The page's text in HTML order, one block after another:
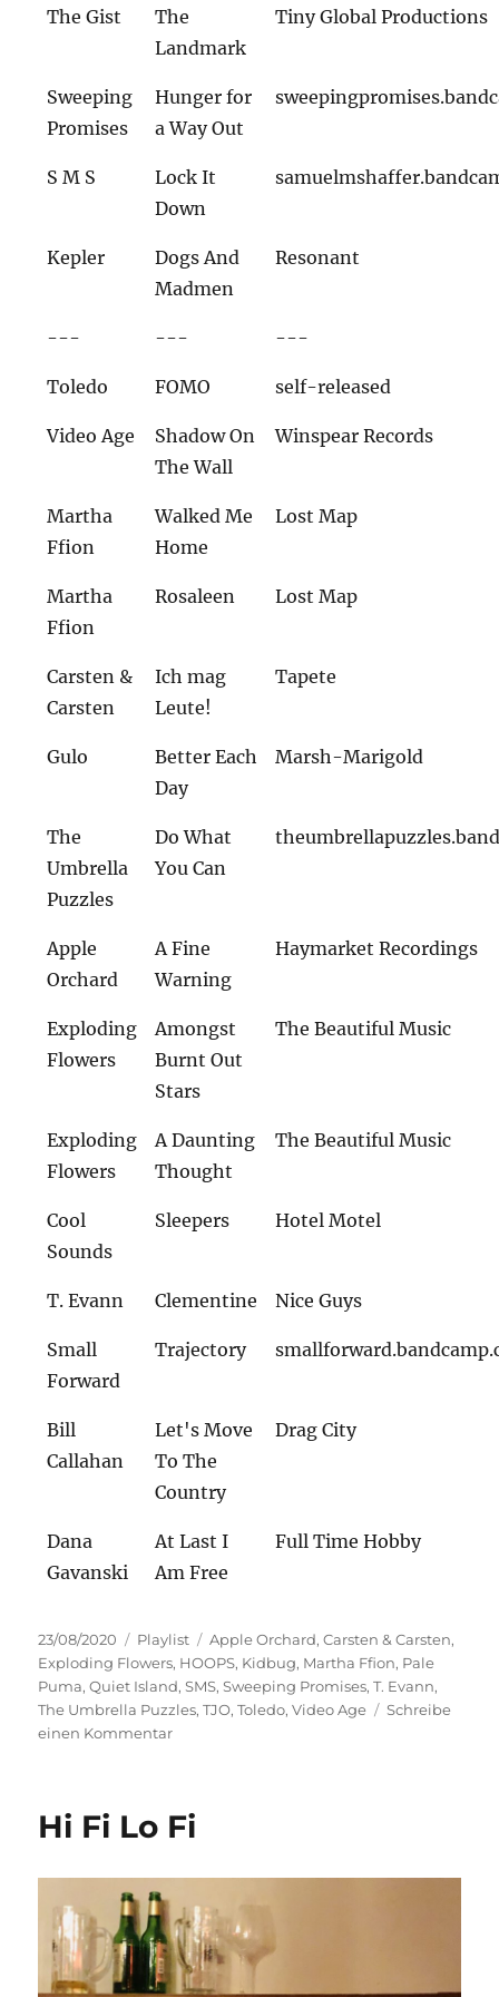
The Gist
The
Landmark
Tiny Global Productions
Sweeping
Promises
Hunger for
a Way Out
S M S
Lock It
Down
Kepler
Dogs And
Madmen
Resonant
--- --- ---
Toledo FOMO self-released
Video Age
Shadow On
The Wall
Winspear Records
Martha
Ffion
Walked Me
Home
Lost Map
Martha
Ffion
Rosaleen Lost Map
Carsten &
Carsten
Ich mag
Leute!
Tapete
Gulo
Better Each
Day
Marsh-Marigold
The
Umbrella
Puzzles
Do What
You Can
Apple
Orchard
A Fine
Warning
Haymarket Recordings
Exploding
Flowers
Amongst
Burnt Out
Stars
The Beautiful Music
Exploding
Flowers
A Daunting
Thought
The Beautiful Music
Cool
Sounds
Sleepers Hotel Motel
T. Evann Clementine Nice Guys
Small
Forward
Trajectory
Bill
Callahan
Let's Move
To The
Country
Drag City
Dana
Gavanski
At Last I
Am Free
Full Time Hobby
Veröffentlicht
am
23/08/2020 Kategorien
Playlist Schlagwörter
Apple Orchard,Carsten & Carsten,
Exploding Flowers, HOOPS, Kidbug, Martha Ffion, Pale
Puma,Quiet Island,SMS,Sweeping Promises,T. Evann,
The Umbrella Puzzles,TJO,Toledo,Video Age
Schreibe
einen Kommentarzu
Hi Fi Lo Fi